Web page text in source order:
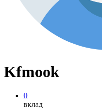
Kfmook
0
вклад